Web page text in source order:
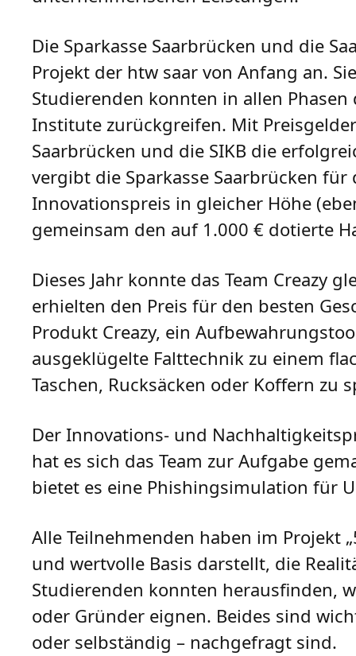
Die Sparkasse Saarbrücken und die
Projekt der htw saar von Anfang an.
Studierenden konnten in allen
Institute zurückgreifen. Mit
Saarbrücken und die SIKB die
vergibt die Sparkasse Saarbrücken
Innovationspreis in gleicher Höhe
gemeinsam den auf 1.000 € dotierte
Dieses Jahr konnte das Team Creazy
erhielten den Preis für den besten
Produkt Creazy, ein
ausgeklügelte Falttechnik zu einem
Taschen, Rucksäcken oder Koffern zu
Der Innovations- und
hat es sich das Team zur Aufgabe
bietet es eine Phishingsimulation für
Alle Teilnehmenden haben im Projekt
und wertvolle Basis darstellt, die
Studierenden konnten herausfinden,
oder Gründer eignen. Beides sind
oder selbständig – nachgefragt sind.